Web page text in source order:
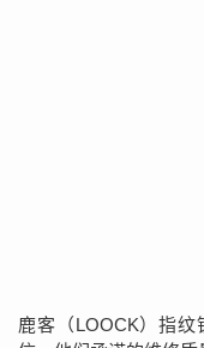
鹿客（LOOCK）指